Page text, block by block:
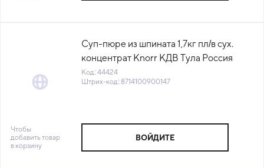
Суп-пюре из шпината 1,7кг пл/в сух.
концентрат Knorr КДВ Тула Россия
(КОД 44424) (+18°С)
Код: 44424
Штрих-код: 8714100900147
Чтобы
добавить товар
в корзину
ВОЙДИТЕ